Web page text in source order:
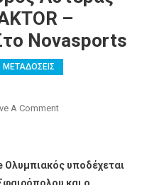
–
Novasports
ΜΕΤΑΔΟΣΕΙΣ
A CommentOn
Αστέρας
Ολυμπιακός υποδέχεται